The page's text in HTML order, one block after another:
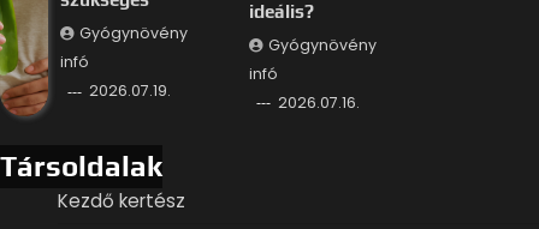
Gyógynövény
infó
2026.07.19.
ideális?
Gyógynövény
infó
2026.07.16.
Társoldalak
Kezdő kertész